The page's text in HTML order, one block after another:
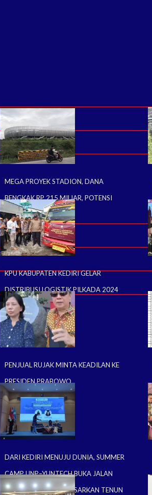
MEGA PROYEK STADION, DANA
BENGKAK RP 215 MILIAR, POTENSI
MANGKRAK ?
KPU KABUPATEN KEDIRI GELAR
DISTRIBUSI LOGISTIK PILKADA 2024
PENJUAL RUJAK MINTA KEADILAN KE
PRESIDEN PRABOWO
DARI KEDIRI MENUJU DUNIA, SUMMER
CAMP UNP–YUNTECH BUKA JALAN
BEASISWA HINGGA PASARKAN TENUN